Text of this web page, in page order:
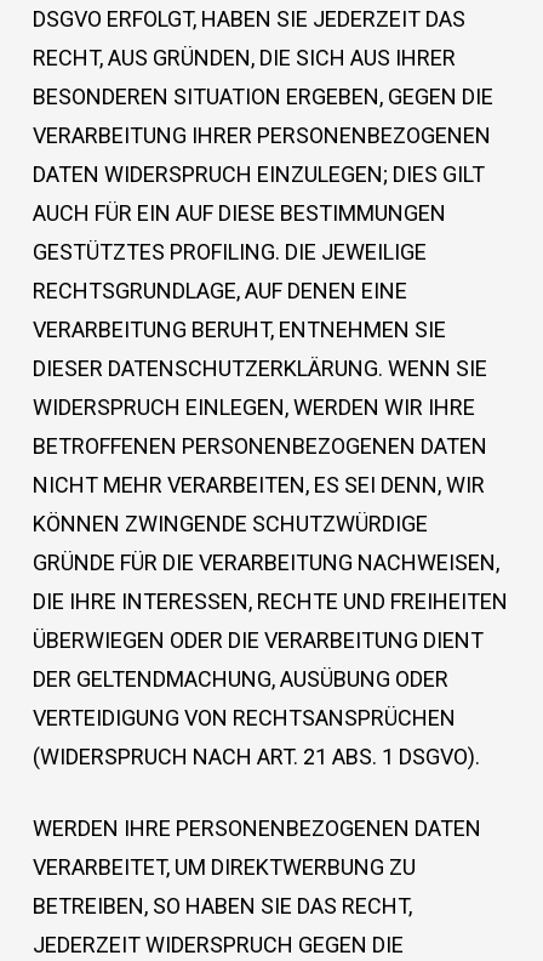
DSGVO ERFOLGT, HABEN SIE JEDERZEIT DAS
RECHT, AUS GRÜNDEN, DIE SICH AUS IHRER
BESONDEREN SITUATION ERGEBEN, GEGEN DIE
VERARBEITUNG IHRER PERSONENBEZOGENEN
DATEN WIDERSPRUCH EINZULEGEN; DIES GILT
AUCH FÜR EIN AUF DIESE BESTIMMUNGEN
GESTÜTZTES PROFILING. DIE JEWEILIGE
RECHTSGRUNDLAGE, AUF DENEN EINE
VERARBEITUNG BERUHT, ENTNEHMEN SIE
DIESER DATENSCHUTZERKLÄRUNG. WENN SIE
WIDERSPRUCH EINLEGEN, WERDEN WIR IHRE
BETROFFENEN PERSONENBEZOGENEN DATEN
NICHT MEHR VERARBEITEN, ES SEI DENN, WIR
KÖNNEN ZWINGENDE SCHUTZWÜRDIGE
GRÜNDE FÜR DIE VERARBEITUNG NACHWEISEN,
DIE IHRE INTERESSEN, RECHTE UND FREIHEITEN
ÜBERWIEGEN ODER DIE VERARBEITUNG DIENT
DER GELTENDMACHUNG, AUSÜBUNG ODER
VERTEIDIGUNG VON RECHTSANSPRÜCHEN
(WIDERSPRUCH NACH ART. 21 ABS. 1 DSGVO).
WERDEN IHRE PERSONENBEZOGENEN DATEN
VERARBEITET, UM DIREKTWERBUNG ZU
BETREIBEN, SO HABEN SIE DAS RECHT,
JEDERZEIT WIDERSPRUCH GEGEN DIE